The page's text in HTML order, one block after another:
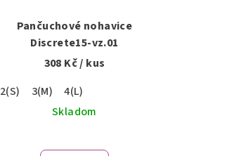
Pančuchové nohavice
Discrete15-vz.01
308 Kč/ kus
2(S)
3(M)
4(L)
Skladom